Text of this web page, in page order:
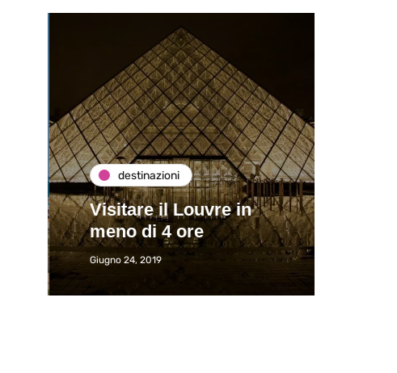
destinazioni
Visitare il Louvre in
meno di 4 ore
Giugno 24, 2019